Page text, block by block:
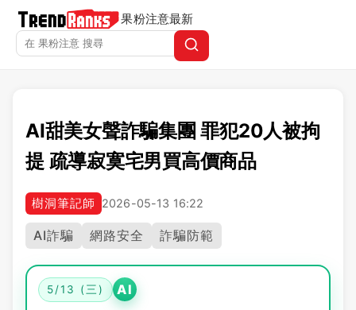
果粉注意最新
AI甜美女聲詐騙集團 罪犯20人被拘
提 疏導寂寞宅男買高價商品
樹洞筆記師 2026-05-13 16:22
AI詐騙 網路安全 詐騙防範
5/13 (三) AI